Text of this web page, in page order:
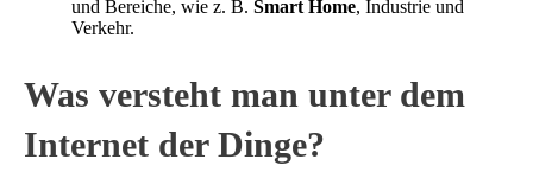
und Bereiche, wie z. B. Smart Home, Industrie und
Verkehr.
Was versteht man unter dem
Internet der Dinge?